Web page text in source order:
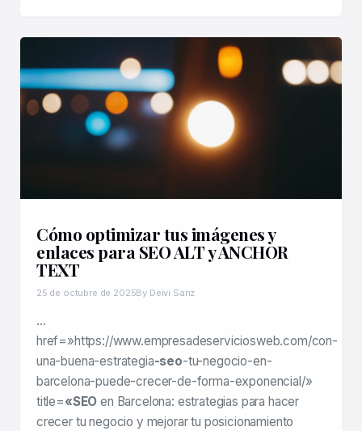
Cómo optimizar tus imágenes y
enlaces para SEO ALT y ANCHOR
TEXT
25 de octubre de 2025By Deivi Sanz
…
href=»https://www.empresadeserviciosweb.com/con-
una-buena-estrategia-seo-tu-negocio-en-
barcelona-puede-crecer-de-forma-exponencial/»
title=«SEO en Barcelona: estrategias para hacer
crecer tu negocio y mejorar tu posicionamiento